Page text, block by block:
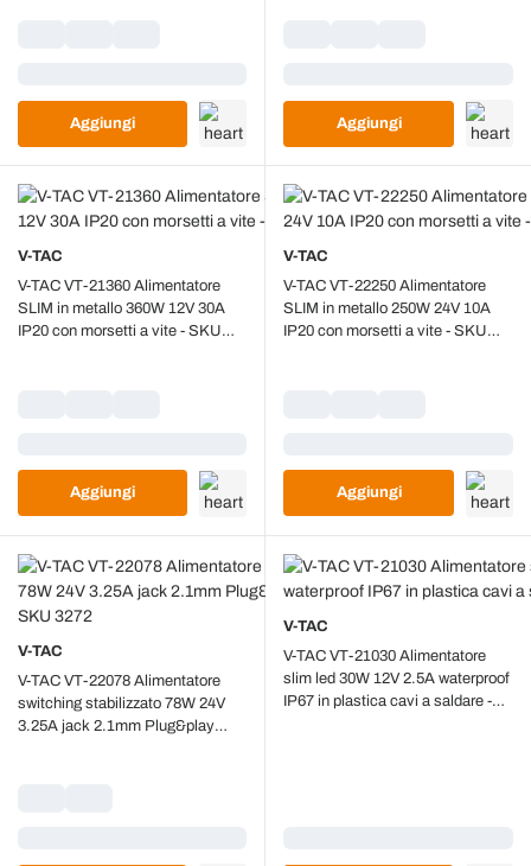
Aggiungi Aggiungi
V-TAC
V-TAC VT-21360 Alimentatore
SLIM in metallo 360W 12V 30A
IP20 con morsetti a vite - SKU
Aggiungi
V-TAC
V-TAC VT-22250 Alimentatore
SLIM in metallo 250W 24V 10A
IP20 con morsetti a vite - SKU
Aggiungi
V-TAC
V-TAC VT-22078 Alimentatore
switching stabilizzato 78W 24V
3.25A jack 2.1mm Plug&play
V-TAC
V-TAC VT-21030 Alimentatore
slim led 30W 12V 2.5A waterproof
IP67 in plastica cavi a saldare -